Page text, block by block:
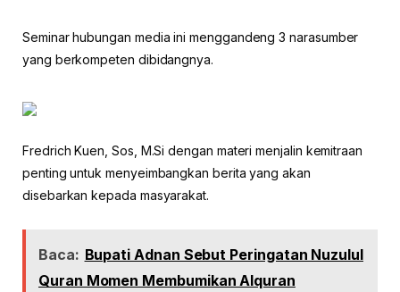
Seminar hubungan media ini menggandeng 3 narasumber
yang berkompeten dibidangnya.
Fredrich Kuen, Sos, M.Si dengan materi menjalin kemitraan
penting untuk menyeimbangkan berita yang akan
disebarkan kepada masyarakat.
Baca: Bupati Adnan Sebut Peringatan Nuzulul
Quran Momen Membumikan Alquran